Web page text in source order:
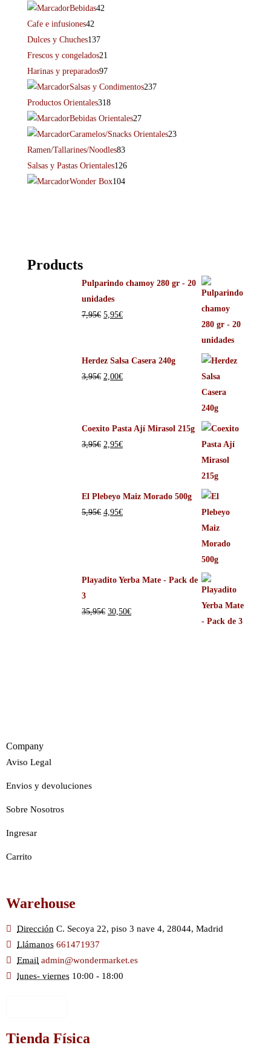
Bebidas42
Cafe e infusiones42
Dulces y Chuches137
Frescos y congelados21
Harinas y preparados97
Salsas y Condimentos237
Productos Orientales318
Bebidas Orientales27
Caramelos/Snacks Orientales23
Ramen/Tallarines/Noodles83
Salsas y Pastas Orientales126
Wonder Box104
Products
Pulparindo chamoy 280 gr - 20
unidades
7,95€ 5,95€
Herdez Salsa Casera 240g
3,95€ 2,00€
Coexito Pasta Ají Mirasol 215g
3,95€ 2,95€
El Plebeyo Maiz Morado 500g
5,95€ 4,95€
Playadito Yerba Mate - Pack de
3
35,95€ 30,50€
Company
Aviso Legal
Envios y devoluciones
Sobre Nosotros
Ingresar
Carrito
Warehouse
Dirección C. Secoya 22, piso 3 nave 4, 28044, Madrid
Llámanos 661471937
Email admin@wondermarket.es
lunes- viernes 10:00 - 18:00
Tienda Física